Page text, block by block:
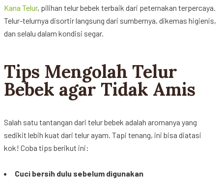
Kana Telur, pilihan telurbebek terbaik dari peternakan terpercaya.
Telur-telurnya disortirlangsung dari sumbernya, dikemas higienis,
dan selalu dalam kondisi segar.
Tips Mengolah Telur
Bebek agar Tidak Amis
Salah satu tantangan dari telurbebek adalah aromanya yang
sedikit lebih kuat dari telur ayam. Tapi tenang, ini bisa diatasi
kok! Coba tips berikut ini:
Cuci bersih dulu sebelum digunakan